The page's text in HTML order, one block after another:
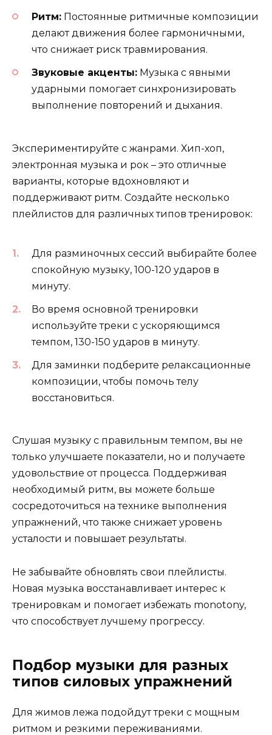
Ритм: Постоянные ритмичные композиции
делают движения более гармоничными,
что снижает риск травмирования.
Звуковые акценты: Музыка с явными
ударными помогает синхронизировать
выполнение повторений и дыхания.
Экспериментируйте с жанрами. Хип-хоп,
электронная музыка и рок – это отличные
варианты, которые вдохновляют и
поддерживают ритм. Создайте несколько
плейлистов для различных типов тренировок:
Для разминочных сессий выбирайте более
спокойную музыку, 100-120 ударов в
минуту.
Во время основной тренировки
используйте треки с ускоряющимся
темпом, 130-150 ударов в минуту.
Для заминки подберите релаксационные
композиции, чтобы помочь телу
восстановиться.
Слушая музыку с правильным темпом, вы не
только улучшаете показатели, но и получаете
удовольствие от процесса. Поддерживая
необходимый ритм, вы можете больше
сосредоточиться на технике выполнения
упражнений, что также снижает уровень
усталости и повышает результаты.
Не забывайте обновлять свои плейлисты.
Новая музыка восстанавливает интерес к
тренировкам и помогает избежать monotony,
что способствует лучшему прогрессу.
Подбор музыки для разных
типов силовых упражнений
Для жимов лежа подойдут треки с мощным
ритмом и резкими переживаниями.